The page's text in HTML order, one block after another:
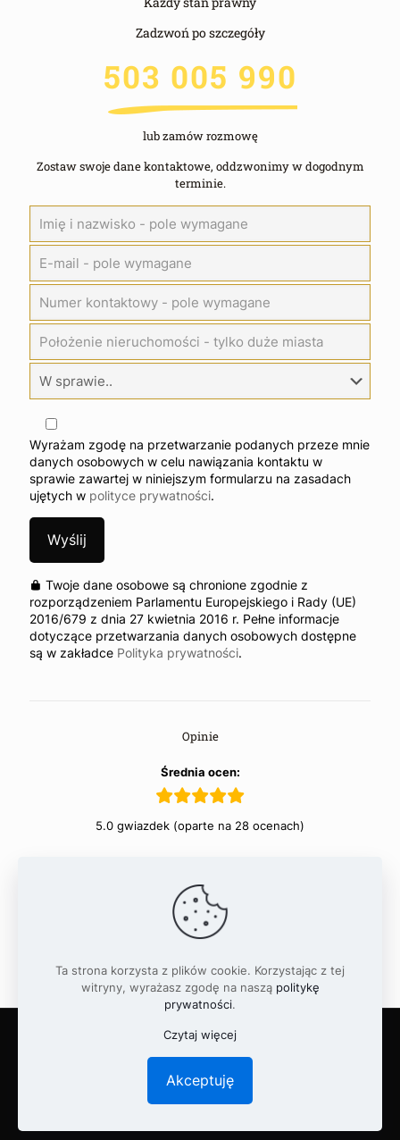
Zadzwoń po szczegóły
503 005 990
lub zamów rozmowę
Zostaw swoje dane kontaktowe, oddzwonimy w dogodnym
terminie.
Wyrażam zgodę na przetwarzanie podanych przeze mnie
danych osobowych w celu nawiązania kontaktu w
sprawie zawartej w niniejszym formularzu na zasadach
ujętych w polityce prywatności.
Twoje dane osobowe są chronione zgodnie z
rozporządzeniem Parlamentu Europejskiego i Rady (UE)
2016/679 z dnia 27 kwietnia 2016 r. Pełne informacje
dotyczące przetwarzania danych osobowych dostępne
są w zakładce Polityka prywatności.
Opinie
Średnia ocen:
5.0 gwiazdek (oparte na 28 ocenach)
Wszelkie prawa zastrzeżone. Kopiowanie oraz
udostępnianie materiałów zabronione.
Ta strona korzysta z plików cookie. Korzystając z tej
witryny, wyrażasz zgodę na naszą politykę
prywatności.
Czytaj więcej
Akceptuję